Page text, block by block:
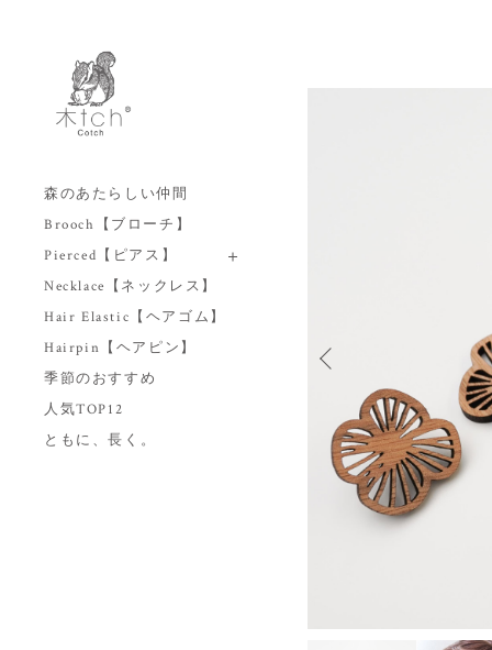
森のあたらしい仲間
Brooch【ブローチ】
Pierced【ピアス】
Necklace【ネックレス】
Hair Elastic【ヘアゴム】
Hairpin【ヘアピン】
季節のおすすめ
人気TOP12
ともに、長く。